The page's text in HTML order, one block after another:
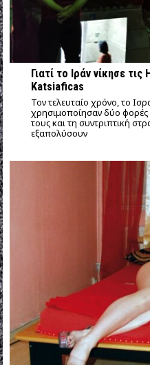
Γιατί το Ιράν νίκησε
Katsiaficas
Τον τελευταίο χρόνο, το
χρησιμοποίησαν δύο φορές
τους και τη συντριπτική
εξαπολύσουν